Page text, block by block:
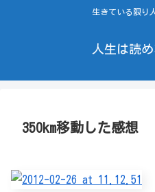
生きている限り
人生は読
350km移動した感想